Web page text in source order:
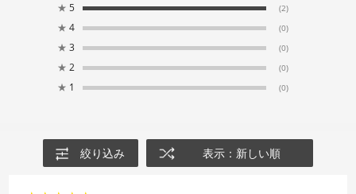
★ 5 (2)
★ 4 (0)
★ 3 (0)
★ 2 (0)
★ 1 (0)
絞り込み 表示：新しい順